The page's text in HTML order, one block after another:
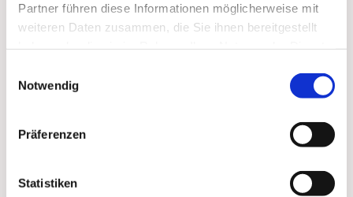
Partner führen diese Informationen möglicherweise mit
weiteren Daten zusammen, die Sie ihnen bereitgestellt
Notwendig
Präferenzen
Statistiken
Dies könnte Sie auch